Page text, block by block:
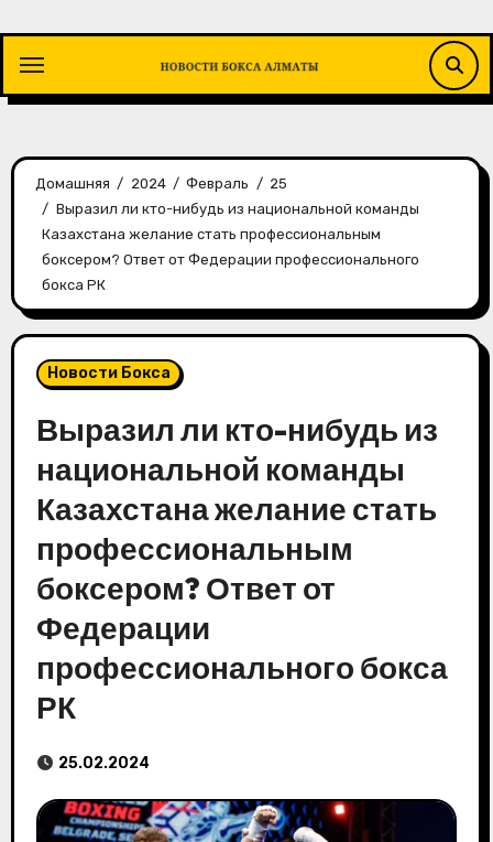
содержимому
Домашняя 2024 Февраль
25
Выразил ли кто-нибудь из национальной команды
Казахстана желание стать профессиональным
боксером? Ответ от Федерации профессионального
бокса РК
Новости Бокса
Выразил ли кто-нибудь из
национальной команды
Казахстана желание стать
профессиональным
боксером? Ответ от
Федерации
профессионального бокса
РК
25.02.2024